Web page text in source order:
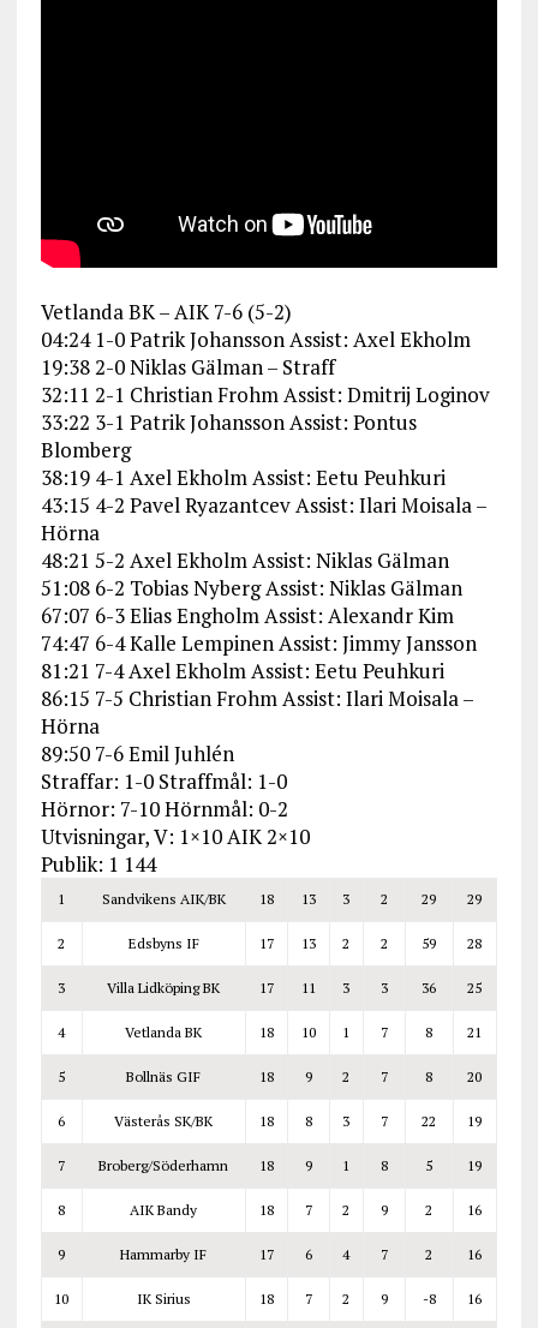
Vetlanda BK – AIK 7-6 (5-2)
04:24 1-0 Patrik Johansson Assist: Axel Ekholm
19:38 2-0 Niklas Gälman – Straff
32:11 2-1 Christian Frohm Assist: Dmitrij Loginov
33:22 3-1 Patrik Johansson Assist: Pontus
Blomberg
38:19 4-1 Axel Ekholm Assist: Eetu Peuhkuri
43:15 4-2 Pavel Ryazantcev Assist: Ilari Moisala –
Hörna
48:21 5-2 Axel Ekholm Assist: Niklas Gälman
51:08 6-2 Tobias Nyberg Assist: Niklas Gälman
67:07 6-3 Elias Engholm Assist: Alexandr Kim
74:47 6-4 Kalle Lempinen Assist: Jimmy Jansson
81:21 7-4 Axel Ekholm Assist: Eetu Peuhkuri
86:15 7-5 Christian Frohm Assist: Ilari Moisala –
Hörna
89:50 7-6 Emil Juhlén
Straffar: 1-0 Straffmål: 1-0
Hörnor: 7-10 Hörnmål: 0-2
Utvisningar, V: 1×10 AIK 2×10
Publik: 1 144
1 Sandvikens AIK/BK 18 13 3 2 29 29
2 Edsbyns IF 17 13 2 2 59 28
3 Villa Lidköping BK 17 11 3 3 36 25
4 Vetlanda BK 18 10 1 7 8 21
5 Bollnäs GIF 18 9 2 7 8 20
6 Västerås SK/BK 18 8 3 7 22 19
7 Broberg/Söderhamn 18 9 1 8 5 19
8 AIK Bandy 18 7 2 9 2 16
9 Hammarby IF 17 6 4 7 2 16
10 IK Sirius 18 7 2 9 -8 16